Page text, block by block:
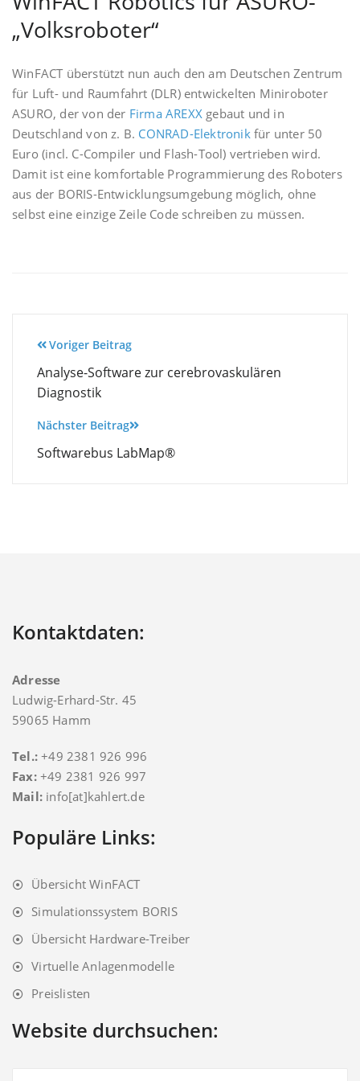
„Volksroboter“
WinFACT überstützt nun auch den am Deutschen Zentrum
für Luft- und Raumfahrt (DLR) entwickelten Miniroboter
ASURO, der von der Firma AREXX gebaut und in
Deutschland von z. B. CONRAD-Elektronikfür unter 50
Euro (incl. C-Compiler und Flash-Tool) vertrieben wird.
Damit ist eine komfortable Programmierung des Roboters
aus der BORIS-Entwicklungsumgebung möglich, ohne
selbst eine einzige Zeile Code schreiben zu müssen.
Beitragsnavigation
Voriger Beitrag
Analyse-Software zur cerebrovaskulären
Diagnostik
Nächster Beitrag
Softwarebus LabMap®
Kontaktdaten:
Adresse
Ludwig-Erhard-Str. 45
59065 Hamm
Tel.:+49 2381 926 996
Fax: +49 2381 926 997
Mail: info[at]kahlert.de
Populäre Links:
Übersicht WinFACT
Simulationssystem BORIS
Übersicht Hardware-Treiber
Virtuelle Anlagenmodelle
Preislisten
Website durchsuchen: